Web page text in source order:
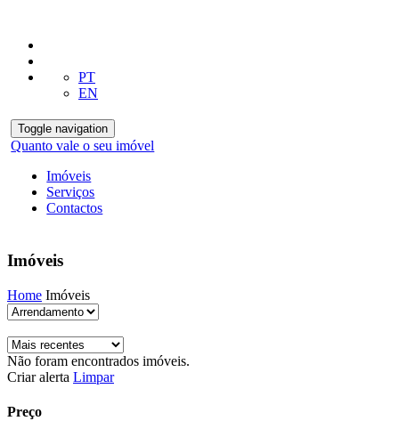
PT
EN
Toggle navigation
Quanto vale o seu imóvel
Imóveis
Serviços
Contactos
Imóveis
Home Imóveis
Não foram encontrados imóveis.
Criar alerta Limpar
Preço